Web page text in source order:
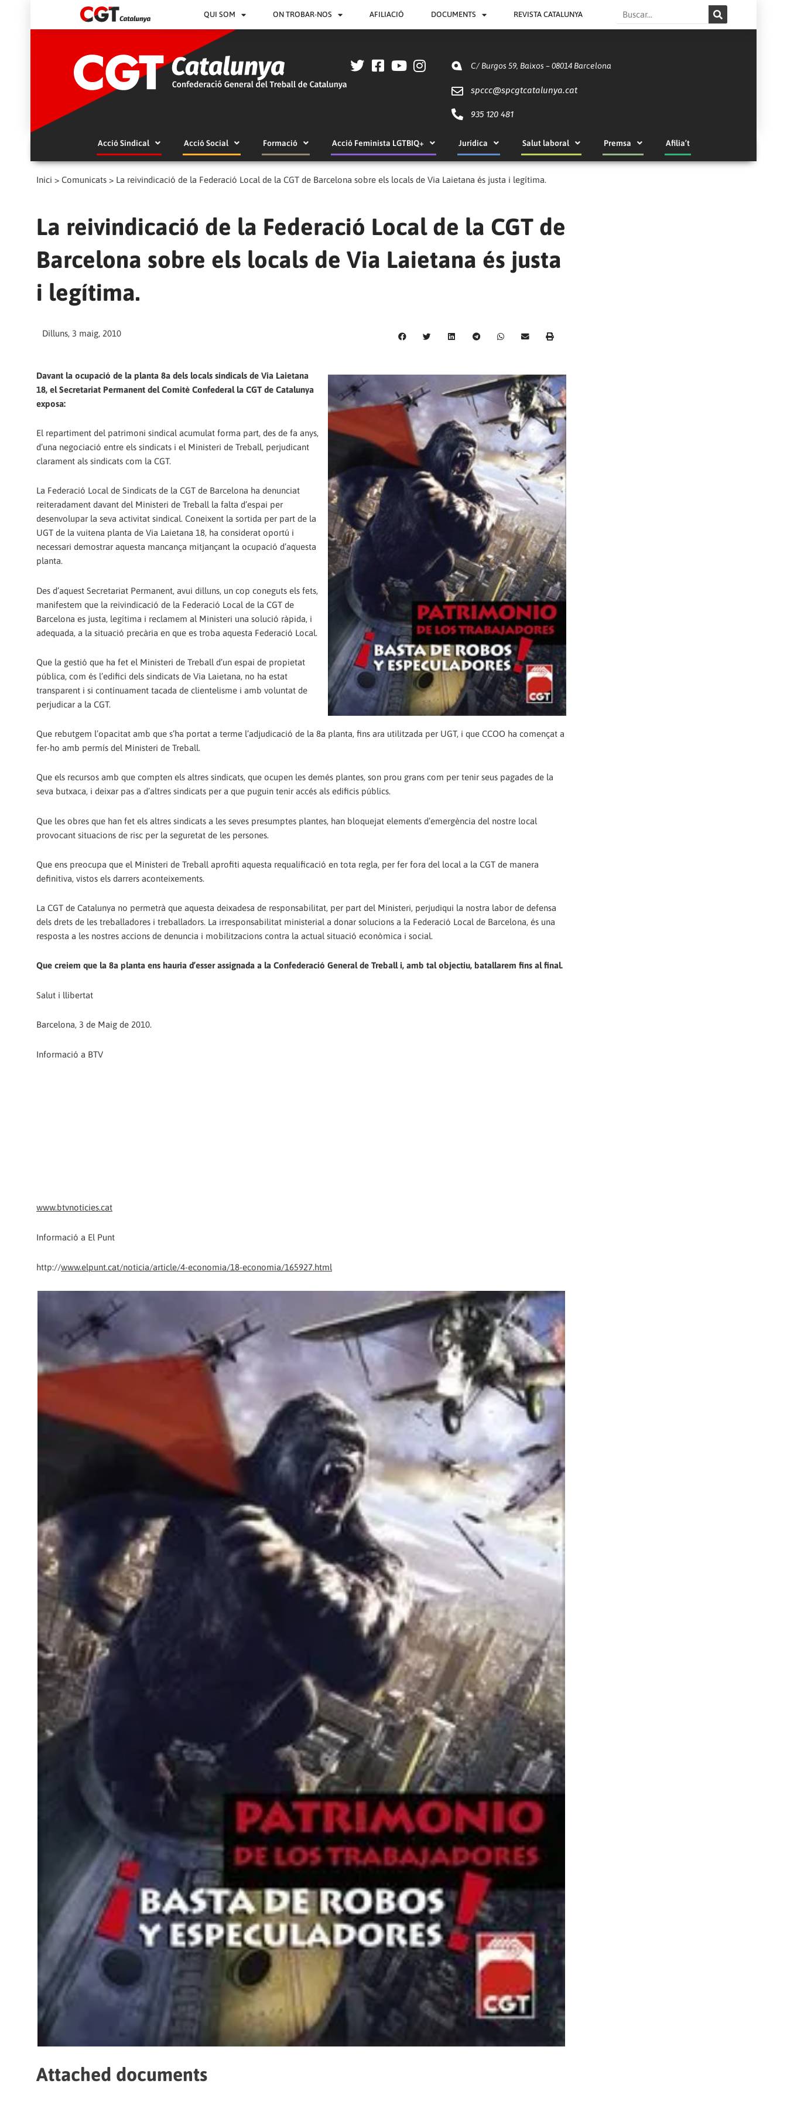
QUI SOM ON TROBAR-NOS AFILIACIÓ DOCUMENTS REVISTA CATALUNYA Search
C/ Burgos 59, Baixos – 08014 Barcelona
spccc@spcgtcatalunya.cat
935 120 481
Acció Sindical Acció Social Formació Acció Feminista LGTBIQ+ Jurídica Salut laboral Premsa Afilia’t
Inici > Comunicats > La reivindicació de la Federació Local de la CGT de Barcelona sobre els locals de Via Laietana és justa i legítima.
La reivindicació de la Federació Local de la CGT de
Barcelona sobre els locals de Via Laietana és justa
i legítima.
Dilluns, 3 maig, 2010
Davant la ocupació de la planta 8a dels locals sindicals de Via Laietana
18, el Secretariat Permanent del Comitè Confederal la CGT de Catalunya
exposa:
El repartiment del patrimoni sindical acumulat forma part, des de fa anys,
d’una negociació entre els sindicats i el Ministeri de Treball, perjudicant
clarament als sindicats com la CGT.
La Federació Local de Sindicats de la CGT de Barcelona ha denunciat
reiteradament davant del Ministeri de Treball la falta d’espai per
desenvolupar la seva activitat sindical. Coneixent la sortida per part de la
UGT de la vuitena planta de Via Laietana 18, ha considerat oportú i
necessari demostrar aquesta mancança mitjançant la ocupació d’aquesta
planta.
Des d’aquest Secretariat Permanent, avui dilluns, un cop coneguts els fets,
manifestem que la reivindicació de la Federació Local de la CGT de
Barcelona es justa, legítima i reclamem al Ministeri una solució ràpida, i
adequada, a la situació precària en que es troba aquesta Federació Local.
Que la gestió que ha fet el Ministeri de Treball d’un espai de propietat
pública, com és l’edifici dels sindicats de Via Laietana, no ha estat
transparent i si contínuament tacada de clientelisme i amb voluntat de
perjudicar a la CGT.
Que rebutgem l’opacitat amb que s’ha portat a terme l’adjudicació de la 8a planta, fins ara utilitzada per UGT, i que CCOO ha començat a
fer-ho amb permís del Ministeri de Treball.
Que els recursos amb que compten els altres sindicats, que ocupen les demés plantes, son prou grans com per tenir seus pagades de la
seva butxaca, i deixar pas a d’altres sindicats per a que puguin tenir accés als edificis públics.
Que les obres que han fet els altres sindicats a les seves presumptes plantes, han bloquejat elements d’emergència del nostre local
provocant situacions de risc per la seguretat de les persones.
Que ens preocupa que el Ministeri de Treball aprofiti aquesta requalificació en tota regla, per fer fora del local a la CGT de manera
definitiva, vistos els darrers aconteixements.
La CGT de Catalunya no permetrà que aquesta deixadesa de responsabilitat, per part del Ministeri, perjudiqui la nostra labor de defensa
dels drets de les treballadores i treballadors. La irresponsabilitat ministerial a donar solucions a la Federació Local de Barcelona, és una
resposta a les nostres accions de denuncia i mobilitzacions contra la actual situació econòmica i social.
Que creiem que la 8a planta ens hauria d’esser assignada a la Confederació General de Treball i, amb tal objectiu, batallarem fins al final.
Salut i llibertat
Barcelona, 3 de Maig de 2010.
Informació a BTV
www.btvnoticies.cat
Informació a El Punt
http://www.elpunt.cat/noticia/article/4-economia/18-economia/165927.html
Attached documents